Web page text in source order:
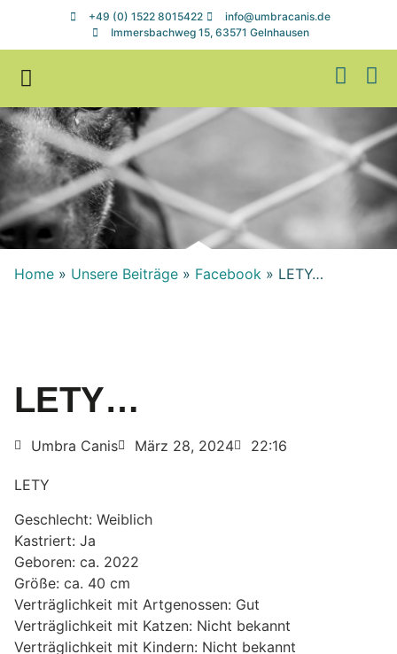
+49 (0) 1522 8015422
info@umbracanis.de
Immersbachweg 15, 63571 Gelnhausen
Home » Unsere Beiträge » Facebook » LETY…
LETY…
Umbra Canis März 28, 2024 22:16
LETY
Geschlecht: Weiblich
Kastriert: Ja
Geboren: ca. 2022
Größe: ca. 40 cm
Verträglichkeit mit Artgenossen: Gut
Verträglichkeit mit Katzen: Nicht bekannt
Verträglichkeit mit Kindern: Nicht bekannt